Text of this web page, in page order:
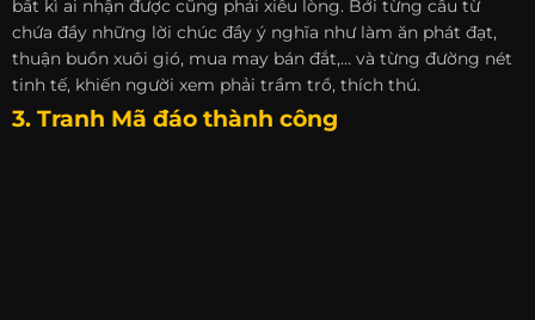
bất kì ai nhận được cũng phải xiêu lòng. Bởi từng câu từ
chứa đầy những lời chúc đầy ý nghĩa như làm ăn phát đạt,
thuận buồn xuôi gió, mua may bán đắt,… và từng đường nét
tinh tế, khiến người xem phải trầm trồ, thích thú.
3. Tranh Mã đáo thành công